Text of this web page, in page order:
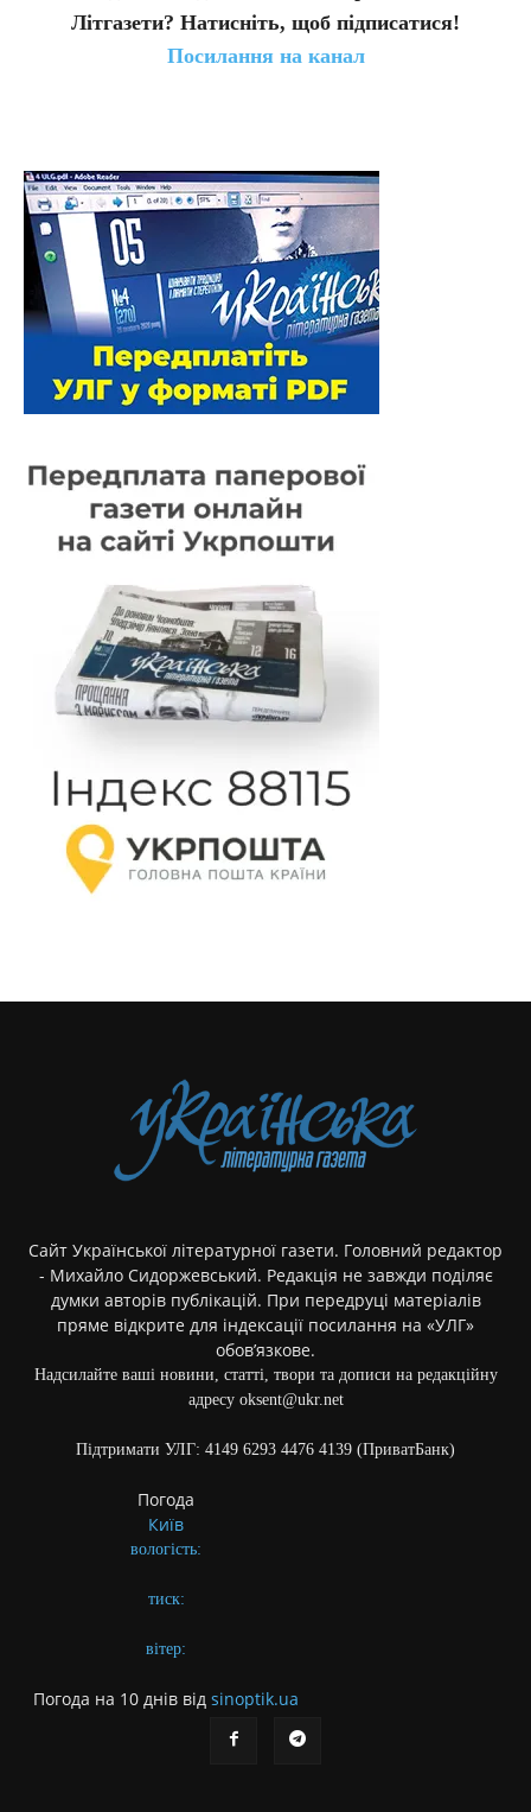
Літгазети? Натисніть, щоб підписатися!
Посилання на канал
Сайт Української літературної газети. Головний редактор
- Михайло Сидоржевський. Редакція не завжди поділяє
думки авторів публікацій. При передруці матеріалів
пряме відкрите для індексації посилання на «УЛГ»
обов’язкове.
Надсилайте ваші новини, статті, твори та дописи на редакційну
адресу oksent@ukr.net
Підтримати УЛГ: 4149 6293 4476 4139 (ПриватБанк)
Погода
Київ
вологість:
тиск:
вітер:
Погода на 10 днів від sinoptik.ua